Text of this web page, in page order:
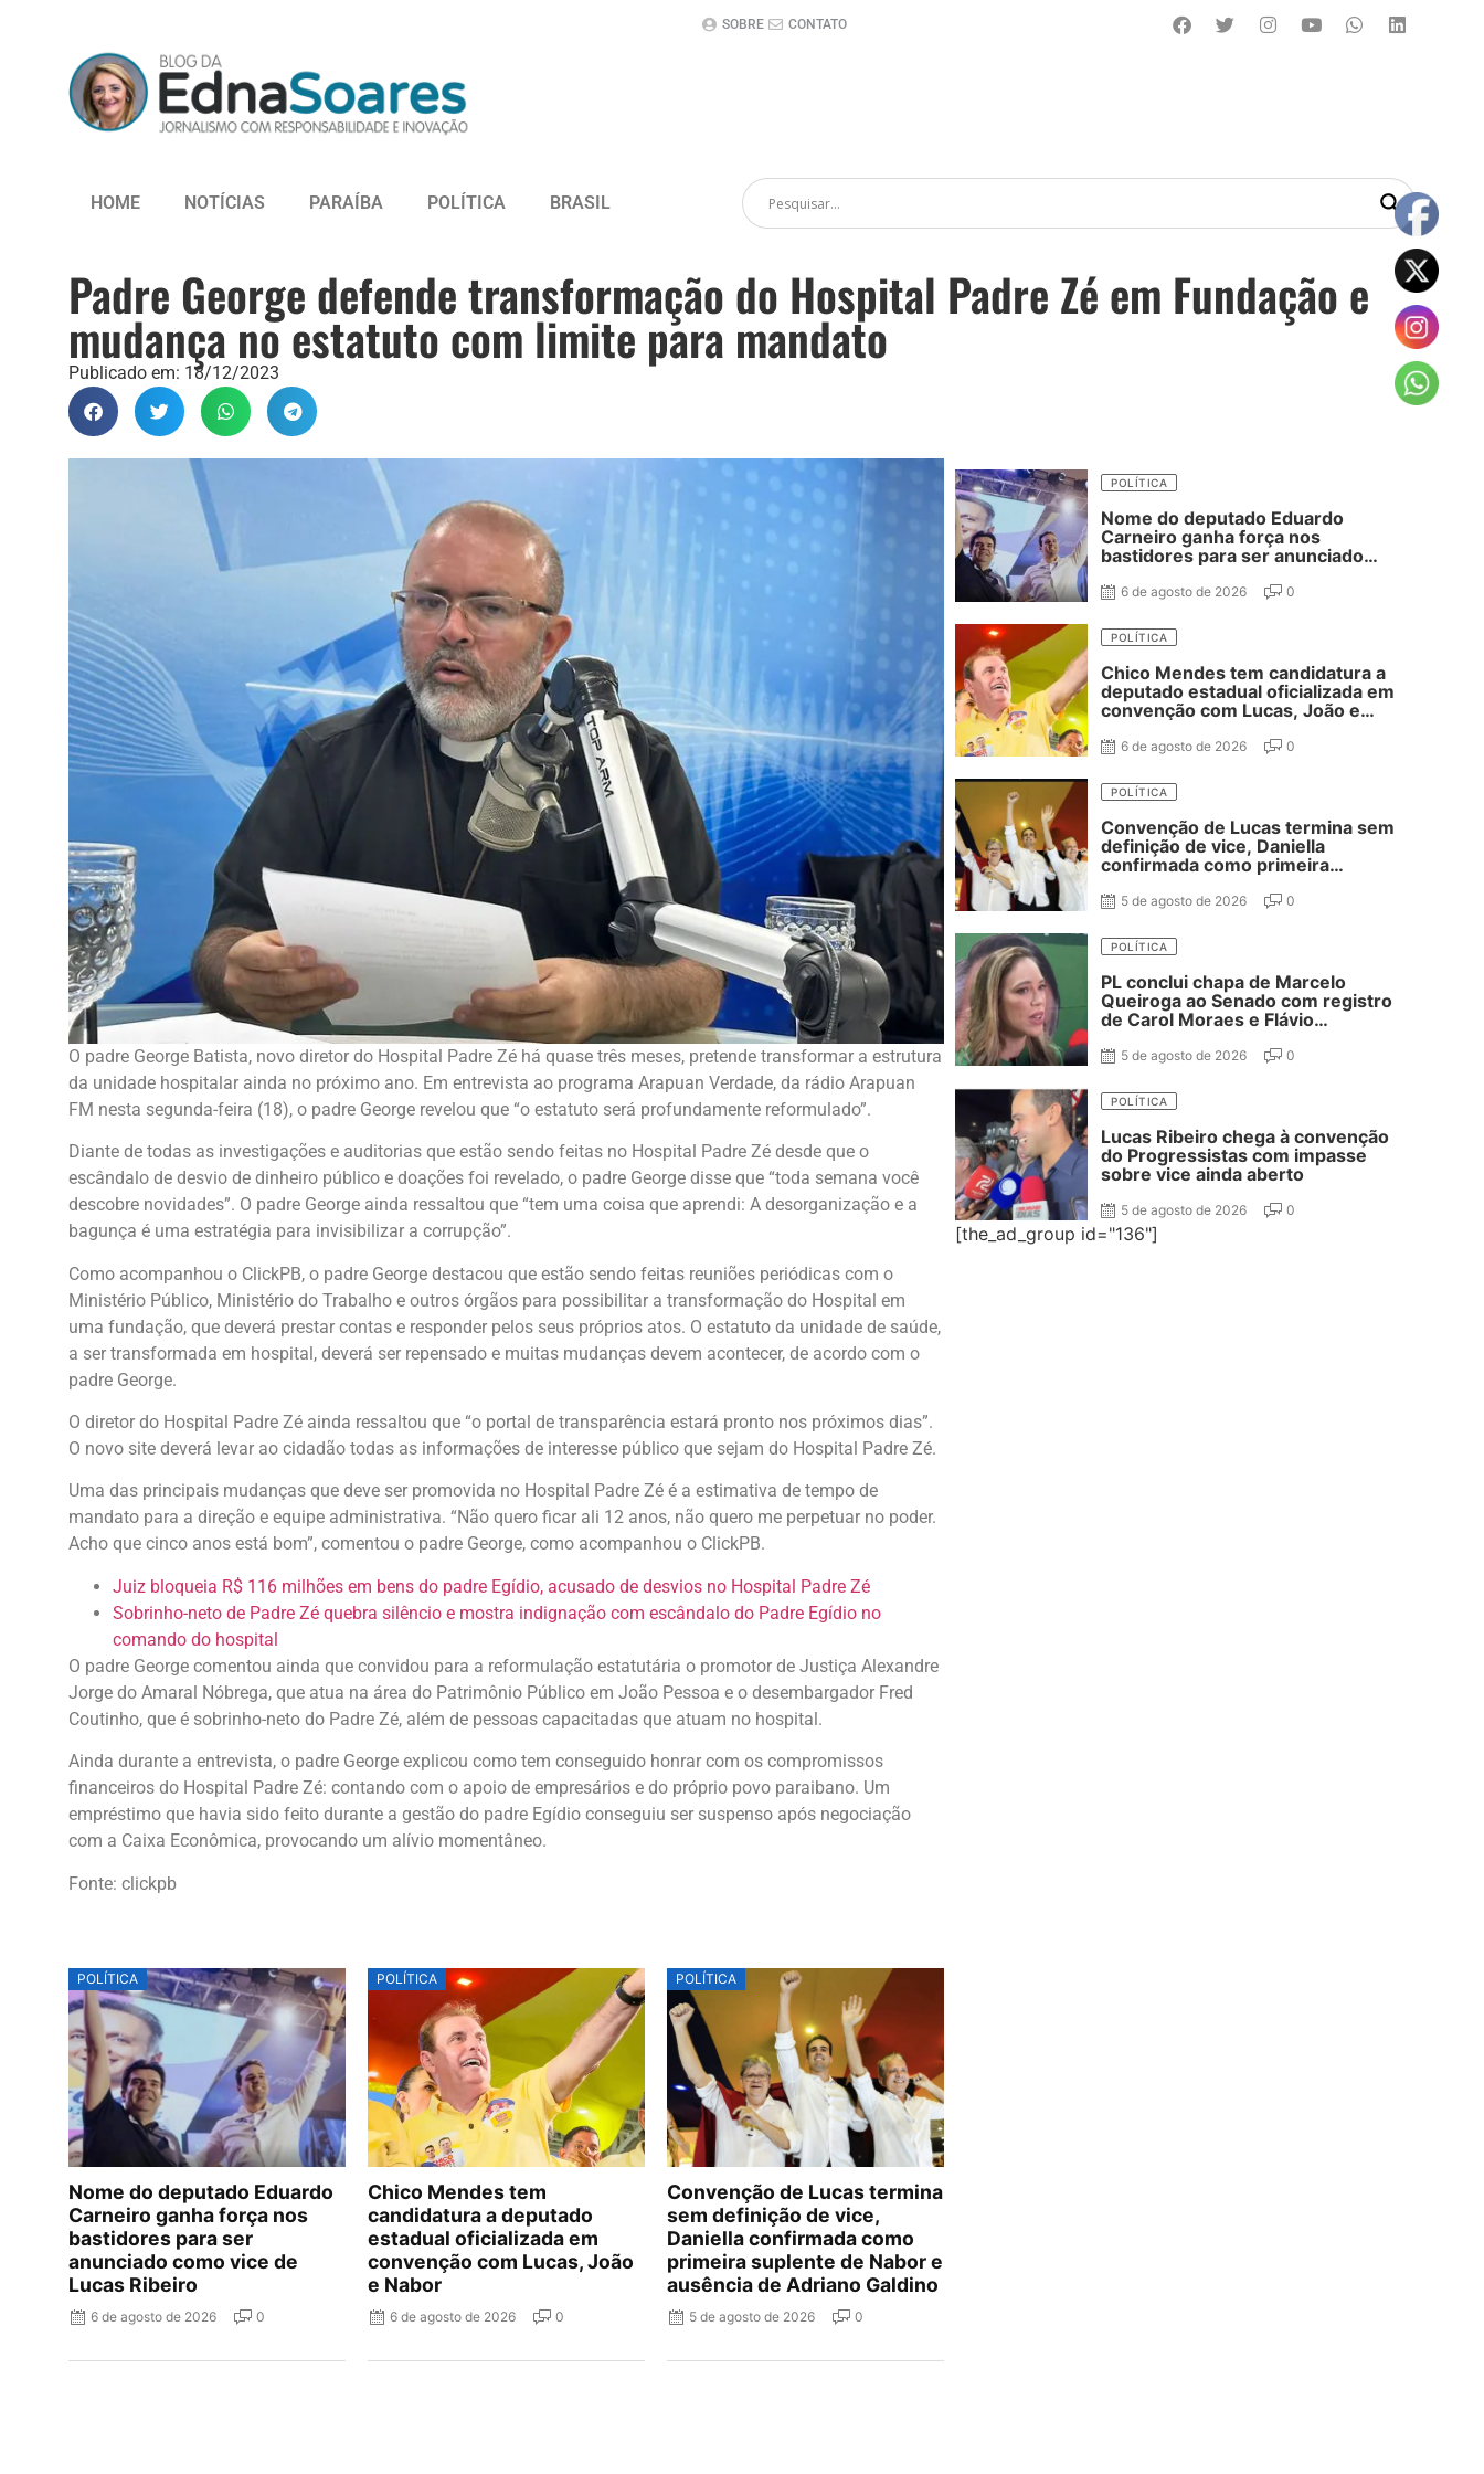
SOBRE CONTATO
HOME NOTÍCIAS PARAÍBA POLÍTICA BRASIL
Padre George defende transformação do Hospital Padre Zé em Fundação e
mudança no estatuto com limite para mandato
Publicado em: 18/12/2023
O padre George Batista, novo diretor do Hospital Padre Zé há quase três meses, pretende transformar a estrutura
da unidade hospitalar ainda no próximo ano. Em entrevista ao programa Arapuan Verdade, da rádio Arapuan
FM nesta segunda-feira (18), o padre George revelou que “o estatuto será profundamente reformulado”.
Diante de todas as investigações e auditorias que estão sendo feitas no Hospital Padre Zé desde que o
escândalo de desvio de dinheiro público e doações foi revelado, o padre George disse que “toda semana você
descobre novidades”. O padre George ainda ressaltou que “tem uma coisa que aprendi: A desorganização e a
bagunça é uma estratégia para invisibilizar a corrupção”.
Como acompanhou o ClickPB, o padre George destacou que estão sendo feitas reuniões periódicas com o
Ministério Público, Ministério do Trabalho e outros órgãos para possibilitar a transformação do Hospital em
uma fundação, que deverá prestar contas e responder pelos seus próprios atos. O estatuto da unidade de saúde,
a ser transformada em hospital, deverá ser repensado e muitas mudanças devem acontecer, de acordo com o
padre George.
O diretor do Hospital Padre Zé ainda ressaltou que “o portal de transparência estará pronto nos próximos dias”.
O novo site deverá levar ao cidadão todas as informações de interesse público que sejam do Hospital Padre Zé.
Uma das principais mudanças que deve ser promovida no Hospital Padre Zé é a estimativa de tempo de
mandato para a direção e equipe administrativa. “Não quero ficar ali 12 anos, não quero me perpetuar no poder.
Acho que cinco anos está bom”, comentou o padre George, como acompanhou o ClickPB.
Juiz bloqueia R$ 116 milhões em bens do padre Egídio, acusado de desvios no Hospital Padre Zé
Sobrinho-neto de Padre Zé quebra silêncio e mostra indignação com escândalo do Padre Egídio no
comando do hospital
O padre George comentou ainda que convidou para a reformulação estatutária o promotor de Justiça Alexandre
Jorge do Amaral Nóbrega, que atua na área do Patrimônio Público em João Pessoa e o desembargador Fred
Coutinho, que é sobrinho-neto do Padre Zé, além de pessoas capacitadas que atuam no hospital.
Ainda durante a entrevista, o padre George explicou como tem conseguido honrar com os compromissos
financeiros do Hospital Padre Zé: contando com o apoio de empresários e do próprio povo paraibano. Um
empréstimo que havia sido feito durante a gestão do padre Egídio conseguiu ser suspenso após negociação
com a Caixa Econômica, provocando um alívio momentâneo.
Fonte: clickpb
POLÍTICA
Nome do deputado Eduardo
Carneiro ganha força nos
bastidores para ser
anunciado como vice de
Lucas Ribeiro
6 de agosto de 2026 0
POLÍTICA
Chico Mendes tem
candidatura a deputado
estadual oficializada em
convenção com Lucas, João
e Nabor
6 de agosto de 2026 0
POLÍTICA
Convenção de Lucas termina
sem definição de vice,
Daniella confirmada como
primeira suplente de Nabor e
ausência de Adriano Galdino
5 de agosto de 2026 0
POLÍTICA
Nome do deputado Eduardo
Carneiro ganha força nos
bastidores para ser anunciado
6 de agosto de 2026 0
POLÍTICA
Chico Mendes tem candidatura a
deputado estadual oficializada em
convenção com Lucas, João e
6 de agosto de 2026 0
POLÍTICA
Convenção de Lucas termina sem
definição de vice, Daniella
confirmada como primeira
Adriano Galdino
5 de agosto de 2026 0
POLÍTICA
PL conclui chapa de Marcelo
Queiroga ao Senado com registro
de Carol Moraes e Flávio
5 de agosto de 2026 0
POLÍTICA
Lucas Ribeiro chega à convenção
do Progressistas com impasse
sobre vice ainda aberto
5 de agosto de 2026 0
[the_ad_group id="136"]